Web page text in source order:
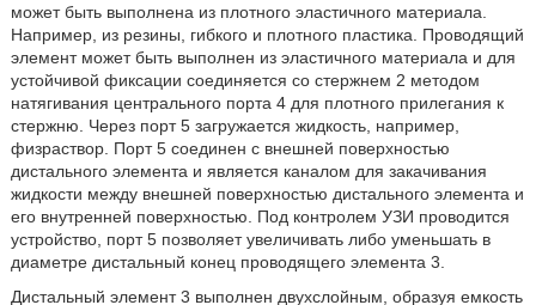
может быть выполнена из плотного эластичного материала.
Например, из резины, гибкого и плотного пластика. Проводящий
элемент может быть выполнен из эластичного материала и для
устойчивой фиксации соединяется со стержнем 2 методом
натягивания центрального порта 4 для плотного прилегания к
стержню. Через порт 5 загружается жидкость, например,
физраствор. Порт 5 соединен с внешней поверхностью
дистального элемента и является каналом для закачивания
жидкости между внешней поверхностью дистального элемента и
его внутренней поверхностью. Под контролем УЗИ проводится
устройство, порт 5 позволяет увеличивать либо уменьшать в
диаметре дистальный конец проводящего элемента 3.
Дистальный элемент 3 выполнен двухслойным, образуя емкость